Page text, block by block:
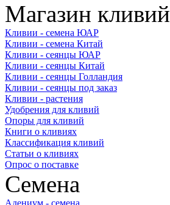
Магазин кливий
Кливии - семена ЮАР
Кливии - семена Китай
Кливии - сеянцы ЮАР
Кливии - сеянцы Китай
Кливии - сеянцы Голландия
Кливии - сеянцы под заказ
Кливии - растения
Удобрения для кливий
Опоры для кливий
Книги о кливиях
Классификация кливий
Статьи о кливиях
Опрос о поставке
Семена